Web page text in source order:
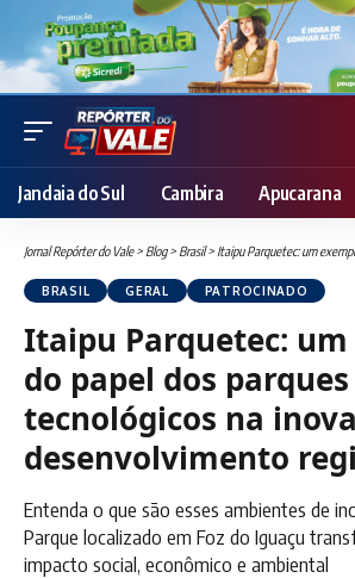
Jandaia do Sul Cambira Apucarana
Jornal Repórter do Vale> Blog> Brasil> Itaipu Parquetec: um exemplo do papel dos
BRASIL GERAL PATROCINADO
Itaipu Parquetec: um
do papel dos parques
tecnológicos na
desenvolvimento
Entenda o que são esses ambientes de
Parque localizado em Foz do Iguaçu
impacto social, econômico e ambiental